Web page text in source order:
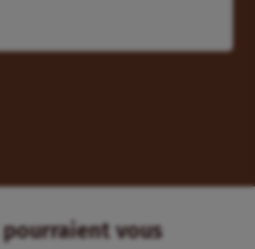
vous